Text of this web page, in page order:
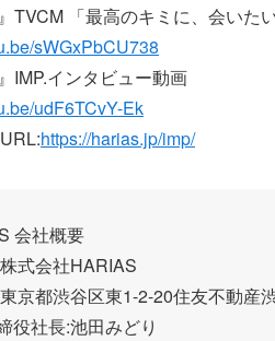
TVCM 「最高のキミに、会いた
sWGxPbCU738
IMP.インタビュー動画
udF6TCvY-Ek
https://harias.jp/imp/
会社概要
式会社HARIAS
京都渋谷区東1-2-20住友不動産
役社長:池田みどり